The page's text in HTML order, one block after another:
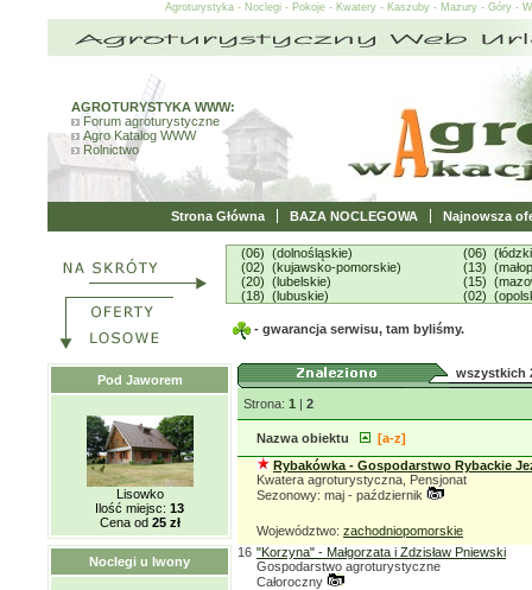
Agroturystyka - Noclegi - Pokoje - Kwatery - Kaszuby - Mazury - Góry -
AGROTURYSTYKA WWW:
Forum agroturystyczne
Agro Katalog WWW
Rolnictwo
Strona Główna BAZA NOCLEGOWA Najnowsza
(06) (dolnośląskie)
(02) (kujawsko-pomorskie)
(20) (lubelskie)
(18) (lubuskie)
(06)
(13)
(15)
(02)
- gwarancja serwisu, tam byliśmy.
Pod Jaworem
Lisowko
Ilość miejsc: 13
Cena od 25 zł
Noclegi u Iwony
wszystkich
Strona: 1 | 2
Nazwa obiektu
[a-z]
Rybakówka - Gospodarstwo Rybackie
Kwatera agroturystyczna, Pensjonat
Sezonowy: maj - październik
Województwo: zachodniopomorskie
16 "Korzyna" - Małgorzata i Zdzisław Pniewski
Gospodarstwo agroturystyczne
Całoroczny